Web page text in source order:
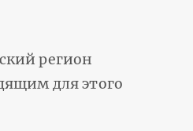
регион
для этого